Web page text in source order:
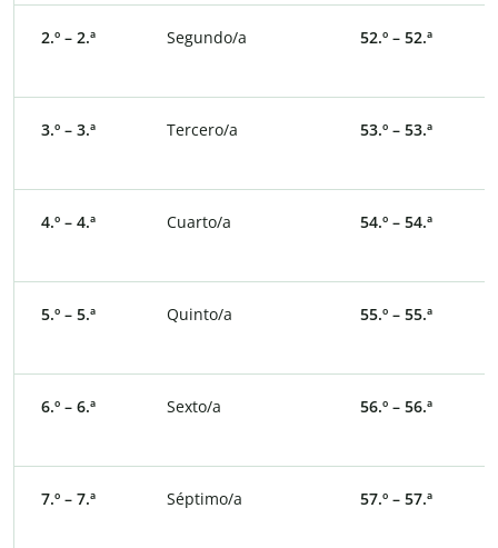
2.º – 2.ª Segundo/a 52.º – 52.ª
3.º – 3.ª Tercero/a 53.º – 53.ª
4.º – 4.ª Cuarto/a 54.º – 54.ª
5.º – 5.ª Quinto/a 55.º – 55.ª
6.º – 6.ª Sexto/a 56.º – 56.ª
7.º – 7.ª Séptimo/a 57.º – 57.ª